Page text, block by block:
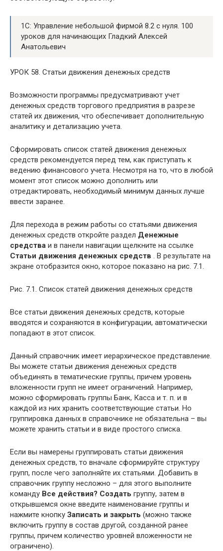
1С: Управление небольшой фирмой 8.2 с нуля. 100
уроков для начинающих Гладкий Алексей
Анатольевич
УРОК 58. Статьи движения денежных средств
Возможности программы предусматривают учет
денежных средств торгового предприятия в разрезе
статей их движения, что обеспечивает дополнительную
аналитику и детализацию учета.
Сформировать список статей движения денежных
средств рекомендуется перед тем, как приступать к
ведению финансового учета. Несмотря на то, что в любой
момент этот список можно дополнить или
отредактировать, необходимый минимум данных лучше
ввести заранее.
Для перехода в режим работы со статьями движения
денежных средств откройте раздел Денежные
средства и в панели навигации щелкните на ссылке
Статьи движения денежных средств
. В результате на
экране отобразится окно, которое показано на рис. 7.1.
Рис. 7.1. Список статей движения денежных средств
Все статьи движения денежных средств, которые
вводятся и сохраняются в конфигурации, автоматически
попадают в этот список.
Данный справочник имеет иерархическое представление.
Вы можете статьи движения денежных средств
объединять в тематические группы, причем уровень
вложенности групп не имеет ограничений. Например,
можно сформировать группы Банк, Касса и т. п. и в
каждой из них хранить соответствующие статьи. Но
группировка данных в справочнике не обязательна – вы
можете хранить статьи и в виде простого списка.
Если вы намерены группировать статьи движения
денежных средств, то вначале сформируйте структуру
групп, после чего заполняйте их статьями. Добавить в
справочник группу несложно – для этого выполните
команду Все действия? Создать группу, затем в
открывшемся окне введите наименование группы и
нажмите кнопку Записать и закрыть (можно также
включить группу в состав другой, созданной ранее
группы, причем количество уровней вложенности не
ограничено).